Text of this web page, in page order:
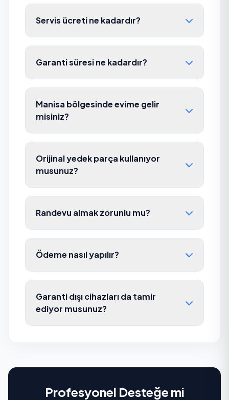
Servis ücreti ne kadardır?
Garanti süresi ne kadardır?
Manisa bölgesinde evime gelir
misiniz?
Orijinal yedek parça kullanıyor
musunuz?
Randevu almak zorunlu mu?
Ödeme nasıl yapılır?
Garanti dışı cihazları da tamir
ediyor musunuz?
Profesyonel Desteğe mi